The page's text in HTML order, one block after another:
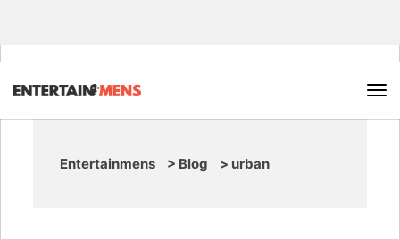
Entertainmens > Blog > urban